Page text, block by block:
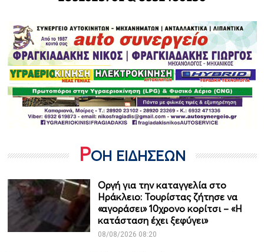
ΡΟΗ ΕΙΔΗΣΕΩΝ
Οργή για την καταγγελία στο
Ηράκλειο: Τουρίστας ζήτησε να
«αγοράσει» 10χρονο κορίτσι – «Η
κατάσταση έχει ξεφύγει»
08/08/2026 08:20